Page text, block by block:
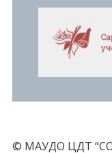
© МАУДО ЦДТ